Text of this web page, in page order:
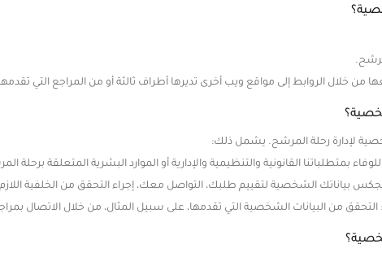
من خلال الروابط إلى مواقع ويب أخرى تديرها أطراف ثالثة أو من المراجع التي
لإدارة رحلة المرشح. يشمل ذلك:
للوفاء بمتطلباتنا القانونية والتنظيمية والإدارية أو الموارد البشرية المتعلقة برحلة
بياناتك الشخصية لتقييم طلبك، التواصل معك، إجراء التحقق من الخلفية اللازم،
التحقق من البيانات الشخصية التي تقدمها، على سبيل المثال، من خلال الاتصال